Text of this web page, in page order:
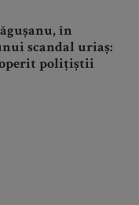
în
scandal uriaș:
polițiștii